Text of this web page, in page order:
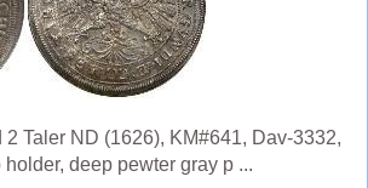
Taler ND (1626), KM#641, Dav-3332,
deep pewter gray p ...